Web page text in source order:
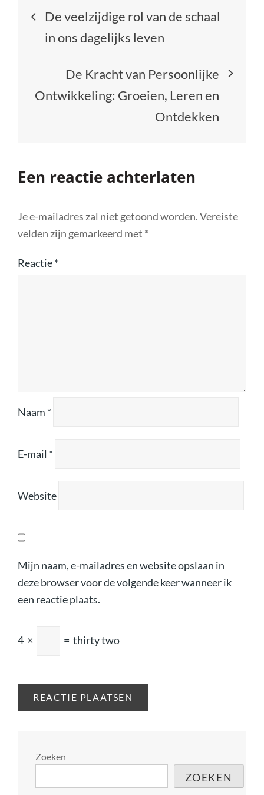
Berichtnavigatie
De veelzijdige rol van de schaal
in ons dagelijks leven
De Kracht van Persoonlijke
Ontwikkeling: Groeien, Leren en
Ontdekken
Een reactie achterlaten
Je e-mailadres zal niet getoond worden.Vereiste
velden zijn gemarkeerd met *
Reactie*
Naam *
E-mail *
Website
Mijn naam, e-mailadres en website opslaan in
deze browser voor de volgende keer wanneer ik
een reactie plaats.
4 × = thirty two
Zoeken
ZOEKEN